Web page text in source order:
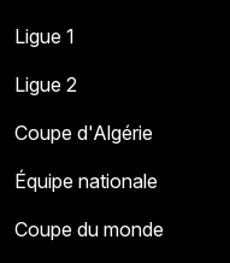
Ligue 1
Ligue 2
Coupe d'Algérie
Équipe nationale
Coupe du monde